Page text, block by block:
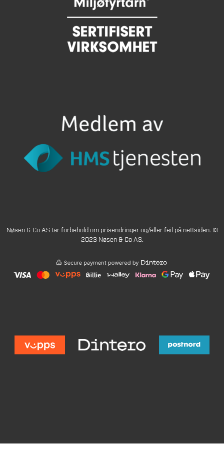
Nøsen & Co AS tar forbehold om prisendringer og/eller feil på nettsiden. ©
2023 Nøsen & Co AS.